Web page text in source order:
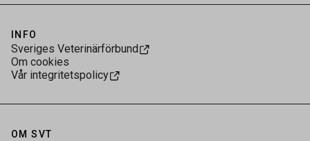
INFO
Sveriges Veterinärförbund
Om cookies
Vår integritetspolicy
OM SVT